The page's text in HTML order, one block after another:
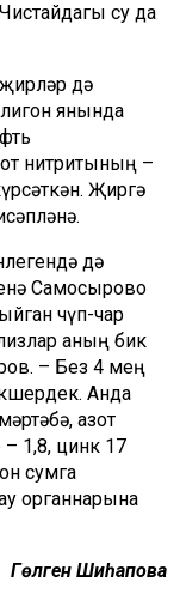
су да
дә
янында
нитритының –
Җиргә
дә
Самосырово
чүп-чар
аның бик
– Без 4 мең
Анда
азот
– 1,8, цинк 17
сумга
органнарына
Гөлгенә Шиһапова